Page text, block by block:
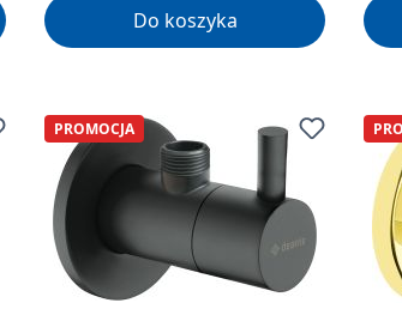
Do koszyka
PROMOCJA